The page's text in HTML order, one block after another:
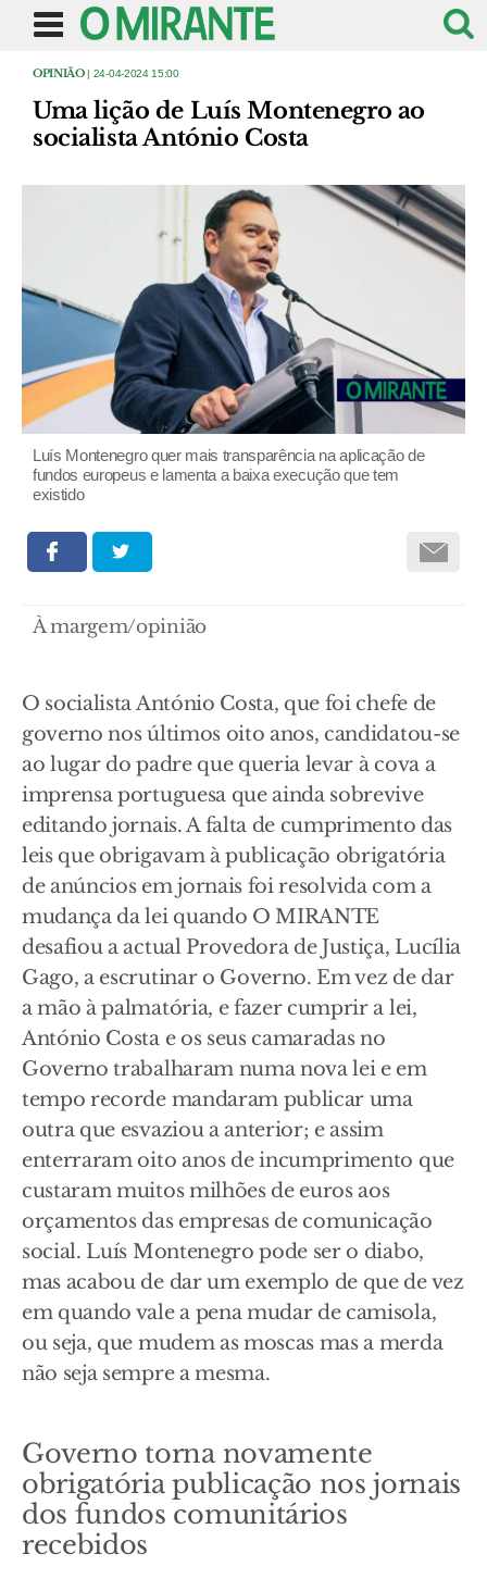
OPINIÃO| 24-04-2024 15:00
Uma lição de Luís Montenegro ao
socialista António Costa
Luís Montenegro quer mais transparência na aplicação de
fundos europeus e lamenta a baixa execução que tem
existido
À margem/opinião
O socialista António Costa, que foi chefe de
governo nos últimos oito anos, candidatou-se
ao lugar do padre que queria levar à cova a
imprensa portuguesa que ainda sobrevive
editando jornais. A falta de cumprimento das
leis que obrigavam à publicação obrigatória
de anúncios em jornais foi resolvida com a
mudança da lei quando O MIRANTE
desafiou a actual Provedora de Justiça, Lucília
Gago, a escrutinar o Governo. Em vez de dar
a mão à palmatória, e fazer cumprir a lei,
António Costa e os seus camaradas no
Governo trabalharam numa nova lei e em
tempo recorde mandaram publicar uma
outra que esvaziou a anterior; e assim
enterraram oito anos de incumprimento que
custaram muitos milhões de euros aos
orçamentos das empresas de comunicação
social. Luís Montenegro pode ser o diabo,
mas acabou de dar um exemplo de que de vez
em quando vale a pena mudar de camisola,
ou seja, que mudem as moscas mas a merda
não seja sempre a mesma.
Governo torna novamente
obrigatória publicação nos jornais
dos fundos comunitários
recebidos